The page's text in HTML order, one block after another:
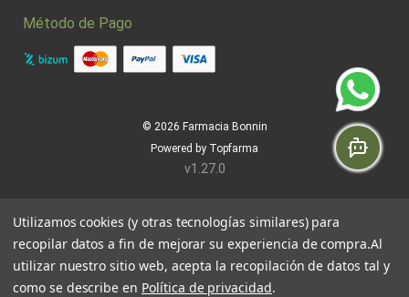
Método de Pago
© 2026 Farmacia Bonnin
Powered by Topfarma
v1.27.0
Utilizamos cookies (y otras tecnologías similares) para
recopilar datos a fin de mejorar su experiencia de compra.Al
utilizar nuestro sitio web, acepta la recopilación de datos tal y
como se describe en Política de privacidad.